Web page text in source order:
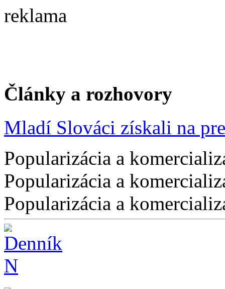
reklama
Články a rozhovory
Mladí Slováci získali na
Popularizácia a
Popularizácia a
Popularizácia a